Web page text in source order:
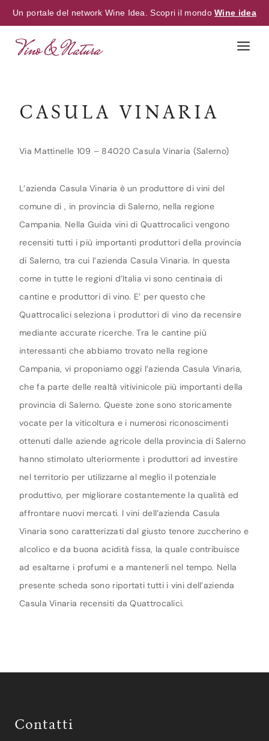
Un portale del network Wine Idea. Scopri il mondoWine idea
CASULA VINARIA
Via Mattinelle 109 – 84020 Casula Vinaria (Salerno)
L’azienda Casula Vinaria è un produttore di vini del
comune di , in provincia di Salerno, nella regione
Campania. Nella Guida vini di Quattrocalici vengono
recensiti tutti i più importanti produttori della provincia
di Salerno, tra cui l’azienda Casula Vinaria. In questa
come in tutte le regioni d’Italia vi sono centinaia di
cantine e produttori di vino. E’ per questo che
Quattrocalici seleziona i produttori di vino da recensire
mediante accurate ricerche. Tra le cantine più
interessanti che abbiamo trovato nella regione
Campania, vi proponiamo oggi l’azienda Casula Vinaria,
che fa parte delle realtà vitivinicole più importanti della
provincia di Salerno. Queste zone sono storicamente
vocate per la viticoltura e i numerosi riconoscimenti
ottenuti dalle aziende agricole della provincia di Salerno
hanno stimolato ulteriormente i produttori ad investire
nel territorio per utilizzarne al meglio il potenziale
produttivo, per migliorare costantemente la qualità ed
affrontare nuovi mercati. I vini dell’azienda Casula
Vinaria sono caratterizzati dal giusto tenore zuccherino e
alcolico e da buona acidità fissa, la quale contribuisce
ad esaltarne i profumi e a mantenerli nel tempo. Nella
presente scheda sono riportati tutti i vini dell’azienda
Casula Vinaria recensiti da Quattrocalici.
Contatti